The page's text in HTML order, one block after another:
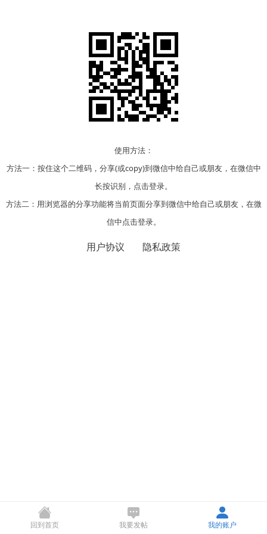
使用方法：
方法一：按住这个二维码，分享(或copy)到微信中给自己或朋友，在微信中
长按识别，点击登录。
方法二：用浏览器的分享功能将当前页面分享到微信中给自己或朋友，在微
信中点击登录。
用户协议 隐私政策
回到首页 我要发帖 我的账户